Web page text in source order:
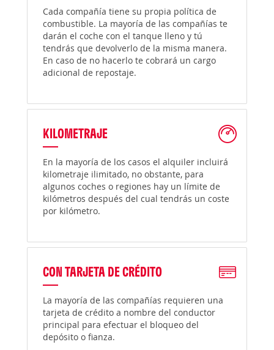
Cada compañía tiene su propia política de
combustible. La mayoría de las compañías te
darán el coche con el tanque lleno y tú
tendrás que devolverlo de la misma manera.
En caso de no hacerlo te cobrará un cargo
adicional de repostaje.
KILOMETRAJE
En la mayoría de los casos el alquiler incluirá
kilometraje ilimitado, no obstante, para
algunos coches o regiones hay un límite de
kilómetros después del cual tendrás un coste
por kilómetro.
CON TARJETA DE CRÉDITO
La mayoría de las compañías requieren una
tarjeta de crédito a nombre del conductor
principal para efectuar el bloqueo del
depósito o fianza.